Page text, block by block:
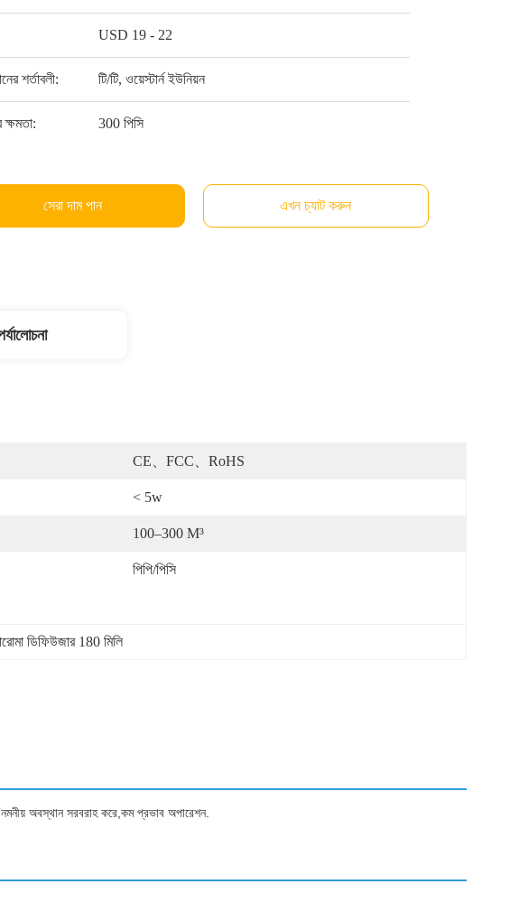
USD 19 - 22
শর্তাবলী: টি/টি, ওয়েস্টার্ন ইউনিয়ন
ক্ষমতা: 300 পিসি
সেরা দাম পান এখন চ্যাট করুন
CE、FCC、RoHS
< 5w
100–300 M³
পিপি/পিসি
ডিফিউজার 180 মিলি
অবস্থান সরবরাহ করে,কম প্রভাব অপারেশন.